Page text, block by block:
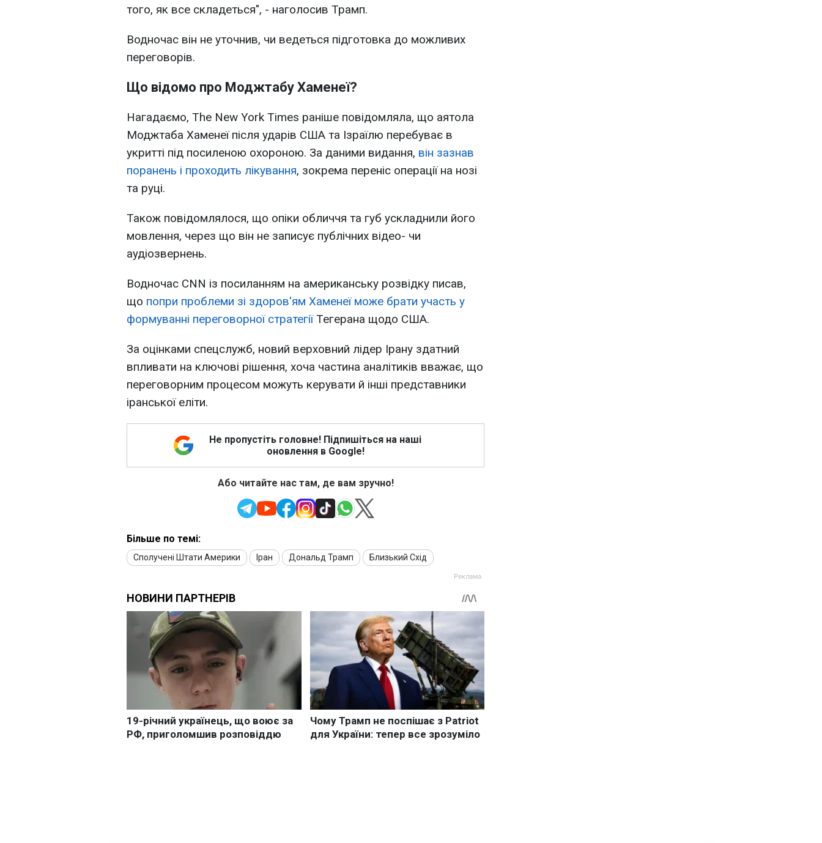
того, як все складеться", - наголосив Трамп.
Водночас він не уточнив, чи ведеться підготовка до можливих
переговорів.
Що відомо про Моджтабу Хаменеї?
Нагадаємо, The New York Times раніше повідомляла, що аятола
Моджтаба Хаменеї після ударів США та Ізраїлю перебуває в
укритті під посиленою охороною. За даними видання, він зазнав
поранень і проходить лікування, зокрема переніс операції на нозі
та руці.
Також повідомлялося, що опіки обличчя та губ ускладнили його
мовлення, через що він не записує публічних відео- чи
аудіозвернень.
Водночас CNN із посиланням на американську розвідку писав,
що попри проблеми зі здоров'ям Хаменеї може брати участь у
формуванні переговорної стратегіїТегерана щодо США.
За оцінками спецслужб, новий верховний лідер Ірану здатний
впливати на ключові рішення, хоча частина аналітиків вважає, що
переговорним процесом можуть керувати й інші представники
іранської еліти.
Не пропустіть головне! Підпишіться на наші
оновлення в Google!
Або читайте нас там, де вам зручно!
Більше по темі:
Сполучені Штати Америки Іран Дональд Трамп Близький Схід